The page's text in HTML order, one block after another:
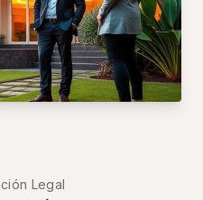
Legal